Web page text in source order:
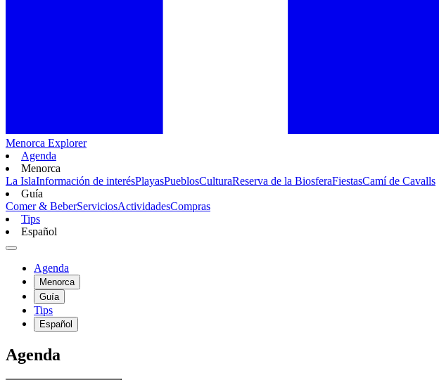
Menorca Explorer
Agenda
Menorca
La IslaInformación de interésPlayasPueblosCulturaReserva de la BiosferaFiestasCamí de Cavalls
Guía
Comer & BeberServiciosActividadesCompras
Tips
Español
Agenda
Menorca
Guía
Tips
Español
Agenda